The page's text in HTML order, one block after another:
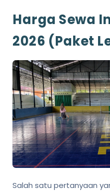
Harga Sewa
2026 (Paket
Salah satu pertanyaan